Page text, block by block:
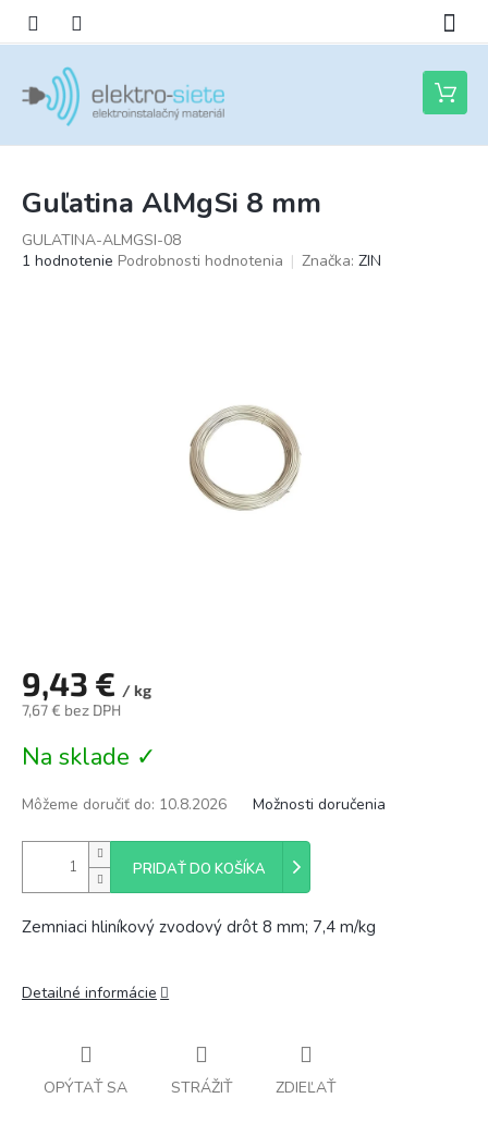
obsah
Nákupný
košík
Guľatina AlMgSi 8 mm
GULATINA-ALMGSI-08
Priemerné
1 hodnotenie Podrobnosti hodnotenia Značka: ZIN
9,43 € / kg
7,67 € bez DPH
cena:
Na sklade ✓
Môžeme doručiť do: 10.8.2026 Možnosti doručenia
PRIDAŤ DO KOŠÍKA
Zemniaci hliníkový zvodový drôt 8 mm; 7,4 m/kg
Detailné informácie
OPÝTAŤ SA STRÁŽIŤ ZDIEĽAŤ